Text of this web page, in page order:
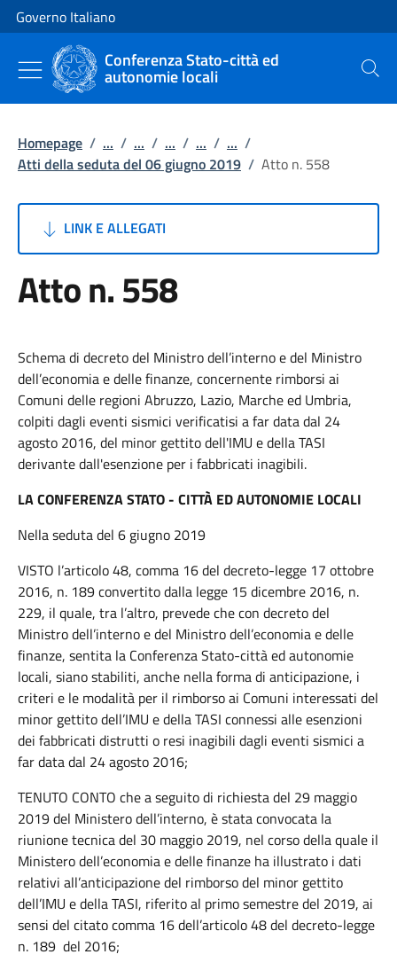
Vai al contenuto
Vai alla navigazione del sito
Governo Italiano
Conferenza Stato-città ed
autonomie locali Cerca
Homepage / ... / ... / ... / ... / ... /
Atti della seduta del 06 giugno 2019 / Atto n. 558
LINK E ALLEGATI
Atto n. 558
Schema di decreto del Ministro dell’interno e del Ministro
dell’economia e delle finanze, concernente rimborsi ai
Comuni delle regioni Abruzzo, Lazio, Marche ed Umbria,
colpiti dagli eventi sismici verificatisi a far data dal 24
agosto 2016, del minor gettito dell'IMU e della TASI
derivante dall'esenzione per i fabbricati inagibili.
LA CONFERENZA STATO - CITTÀ ED AUTONOMIE LOCALI
Nella seduta del 6 giugno 2019
VISTO l’articolo 48, comma 16 del decreto-legge 17 ottobre
2016, n. 189 convertito dalla legge 15 dicembre 2016, n.
229, il quale, tra l’altro, prevede che con decreto del
Ministro dell’interno e del Ministro dell’economia e delle
finanze, sentita la Conferenza Stato-città ed autonomie
locali, siano stabiliti, anche nella forma di anticipazione, i
criteri e le modalità per il rimborso ai Comuni interessati del
minor gettito dell’IMU e della TASI connessi alle esenzioni
dei fabbricati distrutti o resi inagibili dagli eventi sismici a
far data dal 24 agosto 2016;
TENUTO CONTO che a seguito di richiesta del 29 maggio
2019 del Ministero dell’interno, è stata convocata la
riunione tecnica del 30 maggio 2019, nel corso della quale il
Ministero dell’economia e delle finanze ha illustrato i dati
relativi all’anticipazione del rimborso del minor gettito
dell’IMU e della TASI, riferito al primo semestre del 2019, ai
sensi del citato comma 16 dell’articolo 48 del decreto-legge
n. 189 del 2016;